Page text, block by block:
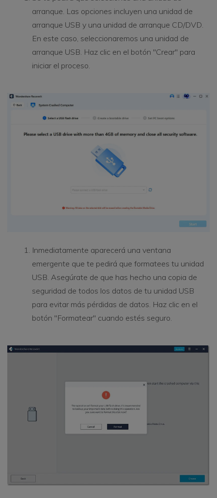
arranque. Las opciones incluyen una unidad de
arranque USB y una unidad de arranque CD/DVD.
En este caso, seleccionaremos una unidad de
arranque USB. Haz clic en el botón "Crear" para
iniciar el proceso.
Inmediatamente aparecerá una ventana
emergente que te pedirá que formatees tu unidad
USB. Asegúrate de que has hecho una copia de
seguridad de todos los datos de tu unidad USB
para evitar más pérdidas de datos. Haz clic en el
botón "Formatear" cuando estés seguro.